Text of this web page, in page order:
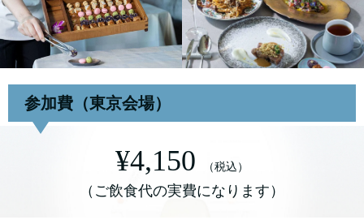
参加費（東京会場）
¥4,150 （税込）
（ご飲食代の実費になります）